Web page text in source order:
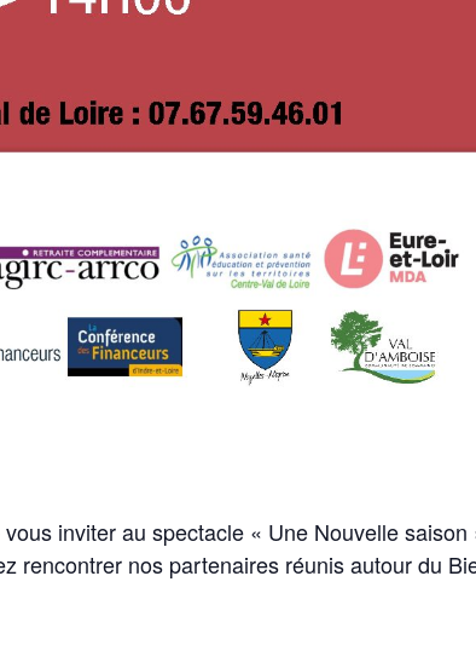
inviter au spectacle « Une Nouvelle saison
rencontrer nos partenaires réunis autour du